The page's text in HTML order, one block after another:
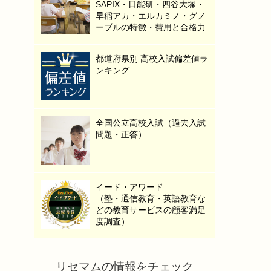
SAPIX・日能研・四谷大塚・
早稲アカ・エルカミノ・グノ
ーブルの特徴・費用と合格力
都道府県別 高校入試偏差値ラ
ンキング
全国公立高校入試（過去入試
問題・正答）
イード・アワード
（塾・通信教育・英語教育な
どの教育サービスの顧客満足
度調査）
リセマムの情報をチェック